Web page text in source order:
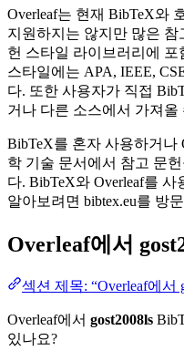
Overleaf는 현재 BibTeX와
지원하지는 않지만 많은
헌 스타일 라이브러리에
스타일에는 APA, IEEE,
다. 또한 사용자가 직접
거나 다른 소스에서 가져올
BibTeX를 혼자 사용하거나
학 기술 문서에서 참고 문
다. BibTeX와 Overleaf를
알아보려면 bibtex.eu를 방
Overleaf에서
섹션 제목: “Overleaf에서
Overleaf에서 gost2008ls
있나요?